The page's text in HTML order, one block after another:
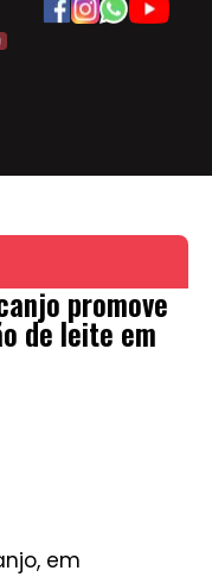
promove
de leite em
em